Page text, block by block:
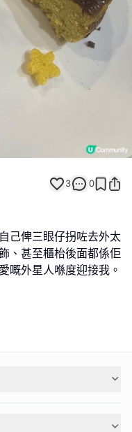
3 0
己俾三眼仔拐咗去外太
、甚至櫃枱後面都係佢
嘅外星人喺度迎接我。